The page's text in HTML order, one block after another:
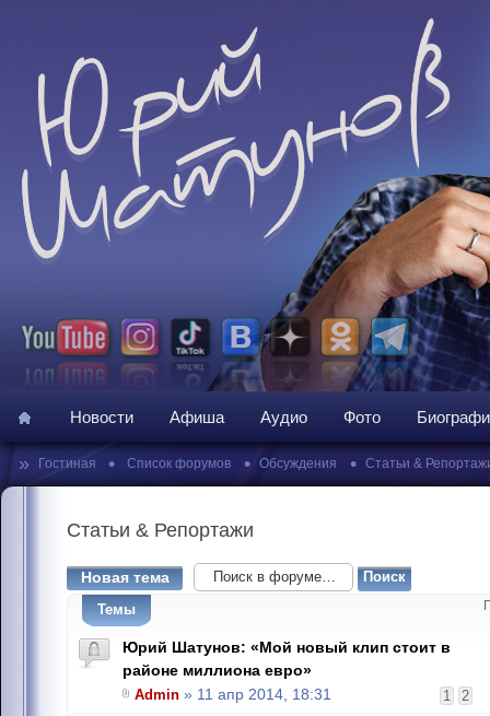
Новости Афиша Аудио Фото
» Гостиная • Список форумов • Обсуждения • Статьи &
Статьи & Репортажи
Новая тема
Темы
Юрий Шатунов: «Мой новый клип стоит в
районе миллиона евро»
1 2
Admin » 11 апр 2014, 18:31